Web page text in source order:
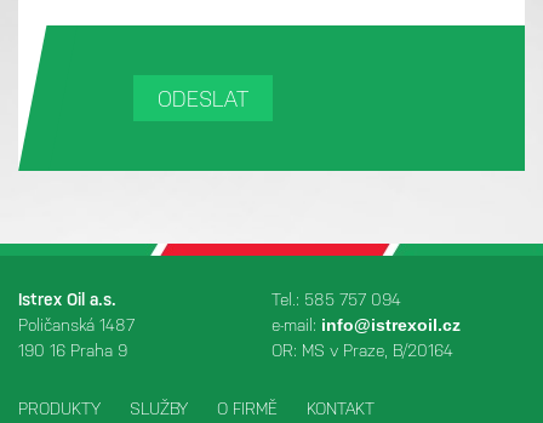
Istrex Oil a.s.
Poličanská 1487
190 16 Praha 9
Tel.: 585 757 094
e-mail: info@istrexoil.cz
OR: MS v Praze, B/20164
PRODUKTY SLUŽBY O FIRMĚ KONTAKT